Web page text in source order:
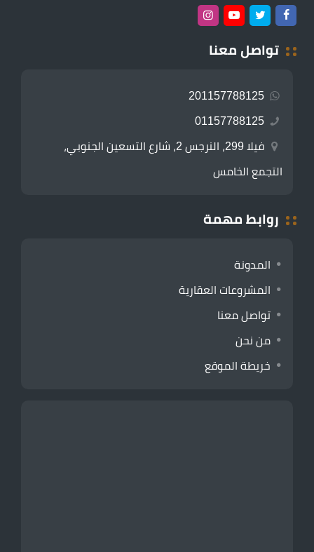
تواصل معنا
201157788125
01157788125
فيلا 299، النرجس 2، شارع التسعين الجنوبي،
التجمع الخامس
روابط مهمة
المدونة
المشروعات العقارية
تواصل معنا
من نحن
خريطة الموقع